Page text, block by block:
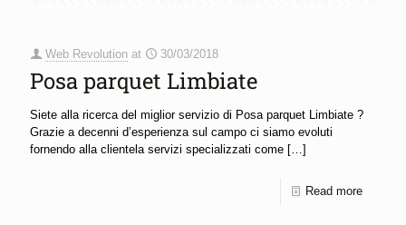
Web Revolution at 30/03/2018
Posa parquet Limbiate
Siete alla ricerca del miglior servizio di Posa parquet Limbiate ?
Grazie a decenni d’esperienza sul campo ci siamo evoluti
fornendo alla clientela servizi specializzati come […]
Read more